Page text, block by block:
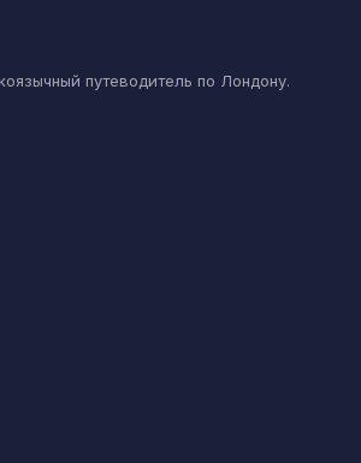
путеводитель по Лондону.